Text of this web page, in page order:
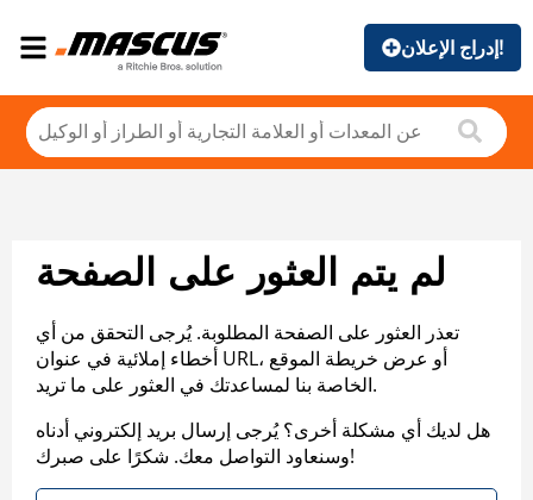
إدراج الإعلان!
لم يتم العثور على الصفحة
تعذر العثور على الصفحة المطلوبة. يُرجى التحقق من أي
أخطاء إملائية في عنوان URL، أو عرض خريطة الموقع
الخاصة بنا لمساعدتك في العثور على ما تريد.
هل لديك أي مشكلة أخرى؟ يُرجى إرسال بريد إلكتروني أدناه
وسنعاود التواصل معك. شكرًا على صبرك!